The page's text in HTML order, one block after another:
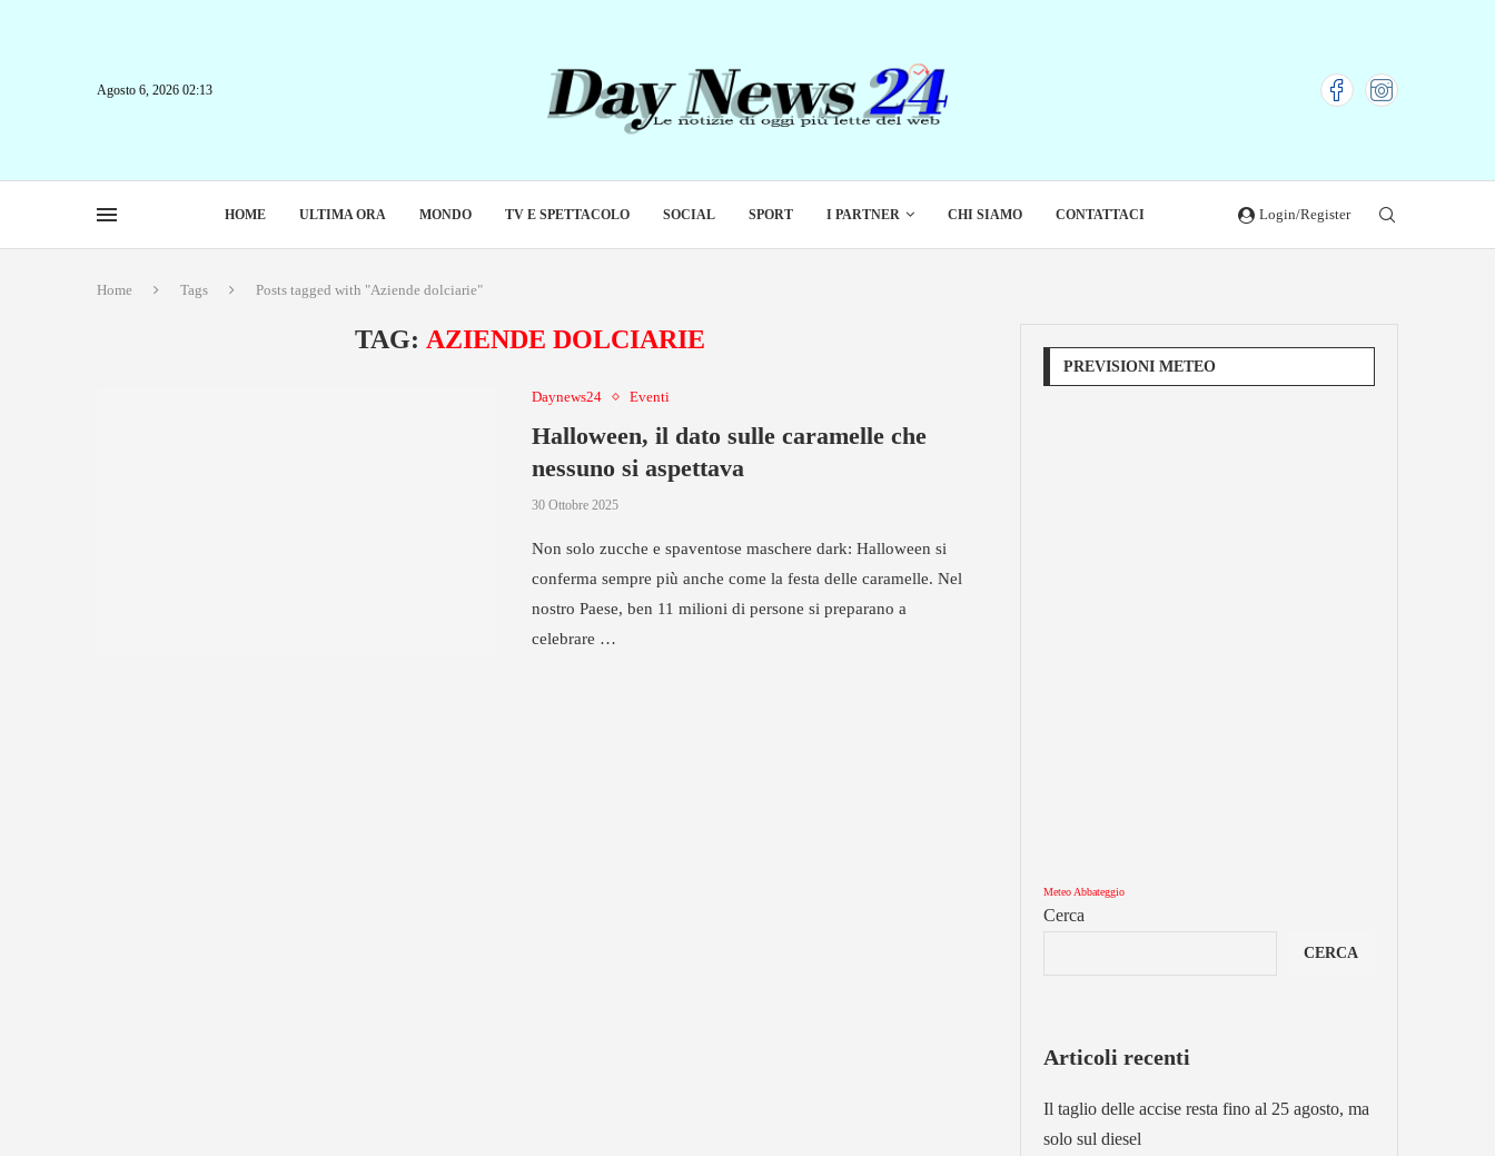
Agosto 6, 2026 02:13
HOME ULTIMA ORA MONDO TV E SPETTACOLO SOCIAL SPORT I PARTNER CHI SIAMO CONTATTACI Login/Register
Home Tags Posts tagged with "Aziende dolciarie"
TAG: AZIENDE DOLCIARIE
Daynews24 Eventi
Halloween, il dato sulle caramelle che
nessuno si aspettava
30 Ottobre 2025
Non solo zucche e spaventose maschere dark: Halloween si
conferma sempre più anche come la festa delle caramelle. Nel
nostro Paese, ben 11 milioni di persone si preparano a
celebrare …
PREVISIONI METEO
Meteo Abbateggio
Cerca
CERCA
Articoli recenti
Il taglio delle accise resta fino al 25 agosto, ma
solo sul diesel